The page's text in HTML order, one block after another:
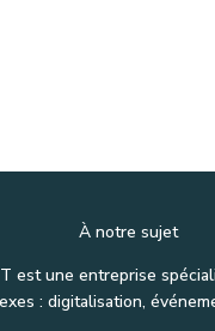
À notre sujet
est une entreprise
: digitalisation,